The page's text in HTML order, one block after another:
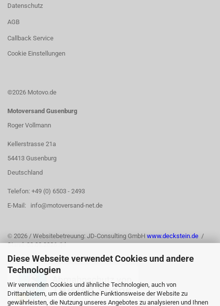
Diese Webseite verwendet Cookies und andere
Technologien
Wir verwenden Cookies und ähnliche Technologien, auch von
Drittanbietern, um die ordentliche Funktionsweise der Website zu
gewährleisten, die Nutzung unseres Angebotes zu analysieren und Ihnen
Datenschutz
AGB
Callback Service
Cookie Einstellungen
©2026 Motovo.de
Motoversand Gusenburg
Roger Vollmann
Kellerstrasse 21a
54413 Gusenburg
Deutschland
Telefon: +49 (0) 6503 - 2493
E-Mail: info@motoversand-net.de
© 2026 / Websitebetreuung: JD-Consulting GmbH www.deckstein.de /
Stand: 03.08.2026 /jd